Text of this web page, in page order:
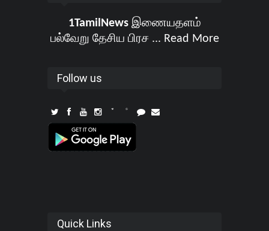
1TamilNewsஇணையதளம்
பல்வேறு தேசிய பிரச ... Read More
Follow us
Quick Links